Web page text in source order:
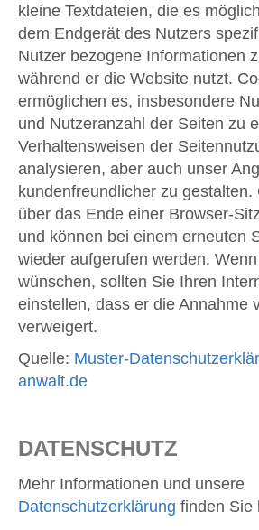
kleine Textdateien, die es
dem Endgerät des Nutzers
Nutzer bezogene Informationen
während er die Website nutzt.
ermöglichen es, insbesondere
und Nutzeranzahl der Seiten zu
Verhaltensweisen der
analysieren, aber auch unser
kundenfreundlicher zu gestalten.
über das Ende einer Browser-
und können bei einem erneuten
wieder aufgerufen werden.
wünschen, sollten Sie Ihren
einstellen, dass er die Annahme
verweigert.
Quelle: Muster-
anwalt.de
DATENSCHUTZ
Mehr Informationen und unsere
Datenschutzerklärung finden Sie